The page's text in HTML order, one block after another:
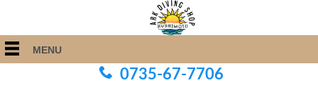
MENU
0735-67-7706